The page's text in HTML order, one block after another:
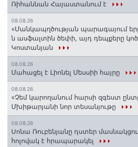
Ռիհաննան Հայաստանում է
08.08.26
«Մանկապղծության պարագայում
ն ասֆալտին ծեփի, այդ դեպքերը
Կոստանյան
08.08.26
Մահացել է Լիոնել Մեսսիի հայրը
08.08.26
«Չեմ կարողանում հարսի զգեստ
Մխիթարյանի նոր տեսանյութը
08.08.26
Սոնա Ռուբենյանը դստեր
հոլովակ է հրապարակել